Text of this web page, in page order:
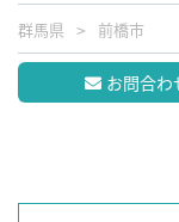
群馬県 前橋市
お問合わ